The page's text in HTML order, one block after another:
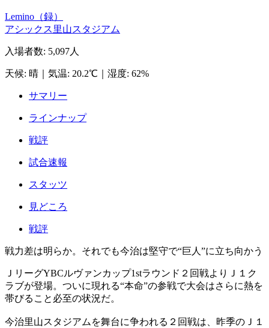
Lemino（録）
アシックス里山スタジアム
入場者数: 5,097人
天候: 晴 気温: 20.2℃ 湿度: 62%
サマリー
ラインナップ
戦評
試合速報
スタッツ
見どころ
戦評
戦力差は明らか。それでも今治は堅守で“巨人”に立ち向かう
ＪリーグYBCルヴァンカップ1stラウンド２回戦よりＪ１ク
ラブが登場。ついに現れる“本命”の参戦で大会はさらに熱を
帯びること必至の状況だ。
今治里山スタジアムを舞台に争われる２回戦は、昨季のＪ１